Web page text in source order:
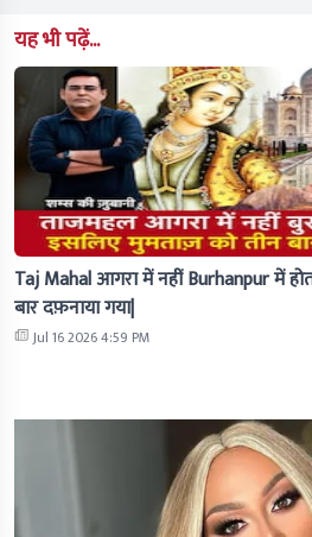
यह भी पढ़ें...
Taj Mahal आगरा में नहीं Burhanpur में
बार दफ़नाया गया|
Jul 16 2026 4:59 PM